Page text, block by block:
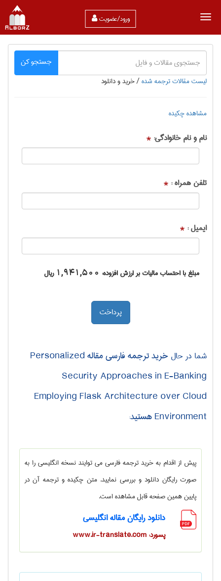
ورود/عضویت
جستجو کن
لیست مقالات ترجمه شده/خرید و دانلود
مشاهده چکیده
نام و نام خانوادگی: *
تلفن همراه : *
ایمیل : *
مبلغ با احتساب مالیات بر ارزش افزوده: 1,941,500 ریال
شما در حال
خرید ترجمه فارسی مقاله Personalized
Security Approaches in E-Banking
Employing Flask Architecture over Cloud
Environment هستید
:
پیش از اقدام به خرید ترجمه فارسی می توایند نسخه انگلیسی را به
صورت رایگان دانلود و بررسی نمایید. متن چکیده و ترجمه آن در
پایین همین صفحه قابل مشاهده است.
دانلود رایگان مقاله انگلیسی
پسورد: www.ir-translate.com